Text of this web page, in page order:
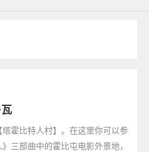
霍比特人村】。在这里你可以参
三部曲中的霍比屯电影外景地，